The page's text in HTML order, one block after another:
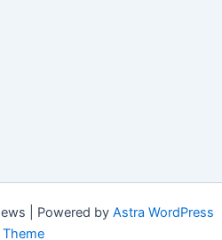
| Powered by Astra WordPress
Theme